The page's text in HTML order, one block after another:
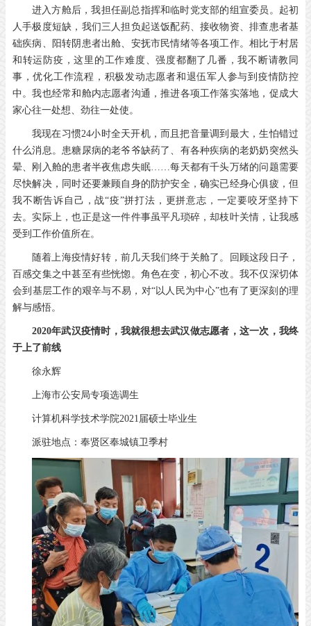
进入方舱后，我担任副总指挥和临时党支部的组宣委员。起初
人手极度短缺，我们三人担负起送饭配药、接收物资、排查患者基
础疾病、阳转阴患者出舱、安抚市民情绪等各项工作。相比于村居
和转运防疫，这里的工作难度、强度都翻了几番，我不断请教同
事，优化工作流程，积极发动志愿者和退伍军人参与到疫情防控
中。我也经常和舱内志愿者沟通，推进各项工作落实落地，促成大
家心往一处想、劲往一处使。
我现在习惯24小时全天开机，而且把音量调到最大，生怕错过
什么消息。患糖尿病的老爷爷缺药了、有各种疾病的老奶奶突然头
晕、刚入舱的患者半夜焦虑失眠……每天都有千头万绪的问题需要
尽快解决，同时还要兼顾自身的防护安全，确实已经身心俱疲，但
我不断告诉自己，战“疫”拼打法，更拼意志，一定要咬牙坚持下
去。实际上，也正是这一件件事虽平凡琐碎，却枝叶关情，让我感
受到工作价值所在。
随着上海疫情好转，前几天我们终于关舱了。回顾这段日子，
百感交集之中甚至有些恍惚。角色在变，初心不改。我不仅深切体
会到基层工作的艰辛与不易，对“以人民为中心”也有了更深刻的理
解与感悟。
2020年武汉疫情时，我就很想去武汉做志愿者，这一次，我终
于上了前线
徐永辉
上海市公安局专项选调生
计算机科学技术学院2021届硕士毕业生
派驻地点：奉贤区奉城镇卫季村